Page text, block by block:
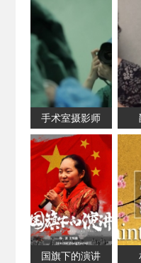
手术室摄影师
国旗下的演讲